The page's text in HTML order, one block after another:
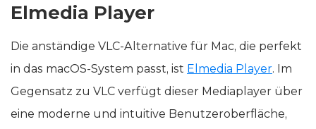
Elmedia Player
Die anständige VLC-Alternative für Mac, die perfekt
in das macOS-System passt, ist Elmedia Player. Im
Gegensatz zu VLC verfügt dieser Mediaplayer über
eine moderne und intuitive Benutzeroberfläche,